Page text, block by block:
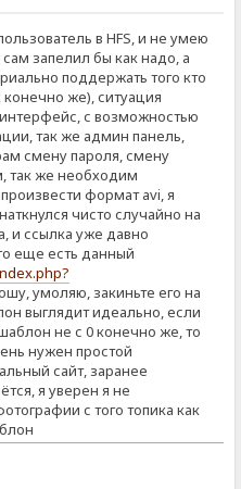
в HFS, и не умею
запелил бы как надо, а
поддержать того кто
же), ситуация
с возможностью
так же админ панель,
смену пароля, смену
так же необходим
формат avi, я
чисто случайно на
и ссылка уже давно
еще есть данный
умоляю, закиньте его на
выглядит идеально, если
не с 0 конечно же, то
нужен простой
сайт, заранее
я уверен я не
с того топика как